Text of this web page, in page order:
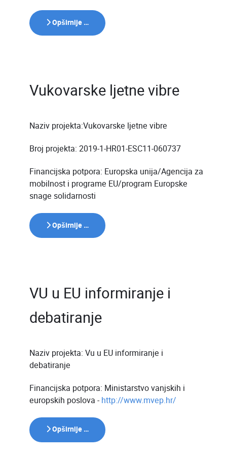
Opširnije …
Vukovarske ljetne vibre
Naziv projekta:Vukovarske ljetne vibre
Broj projekta: 2019-1-HR01-ESC11-060737
Financijska potpora: Europska unija/Agencija za
mobilnost i programe EU/program Europske
snage solidarnosti
Opširnije …
VU u EU informiranje i
debatiranje
Naziv projekta: Vu u EU informiranje i
debatiranje
Financijska potpora: Ministarstvo vanjskih i
europskih poslova -http://www.mvep.hr/
Opširnije …